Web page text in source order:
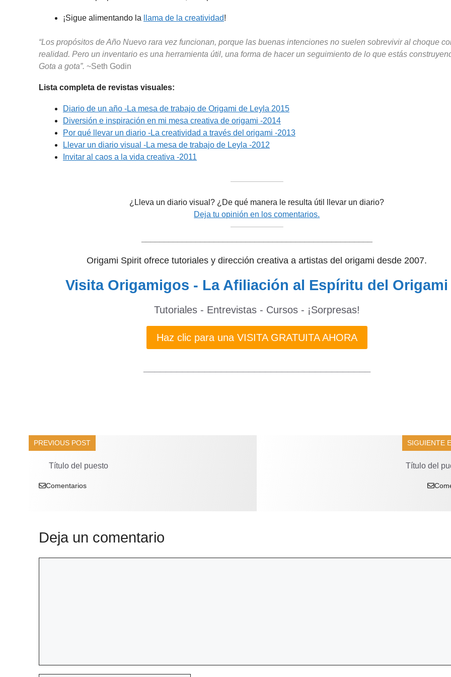
¡Sigue alimentando la llama de la creatividad!
“Los propósitos de Año Nuevo rara vez funcionan, porque las buenas intenciones no suelen sobrevivir al choque
realidad. Pero un inventario es una herramienta útil, una forma de hacer un seguimiento de lo que estás
Gota a gota”. ~Seth Godin
Lista completa de revistas visuales:
Diario de un año -La mesa de trabajo de Origami de Leyla 2015
Diversión e inspiración en mi mesa creativa de origami -2014
Por qué llevar un diario -La creatividad a través del origami -2013
Llevar un diario visual -La mesa de trabajo de Leyla -2012
Invitar al caos a la vida creativa -2011
——————–
¿Lleva un diario visual? ¿De qué manera le resulta útil llevar un diario?
Deja tu opinión en los comentarios.
——————–
Origami Spirit ofrece tutoriales y dirección creativa a artistas del origami desde 2007.
Visita Origamigos - La Afiliación al Espíritu del Origami
Tutoriales - Entrevistas - Cursos - ¡Sorpresas!
Haz clic para una VISITA GRATUITA AHORA
PREVIOUS POST
Título del puesto
Comentarios
SIGUIENTE
Título del
Deja un comentario